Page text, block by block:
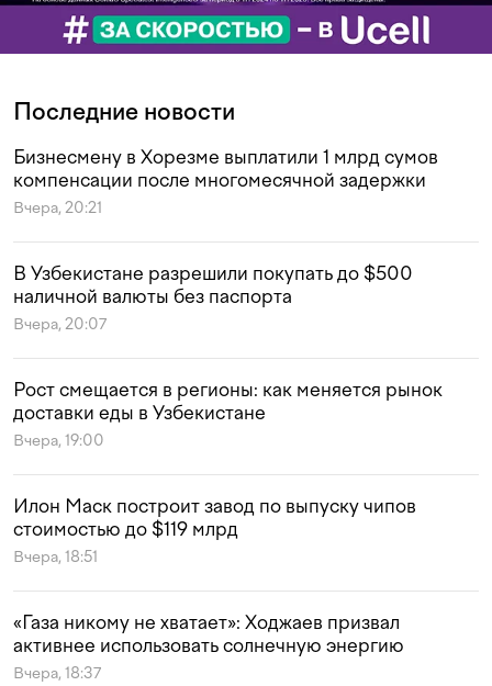
Последние новости
Бизнесмену в Хорезме выплатили 1 млрд сумов
компенсации после многомесячной задержки
Вчера, 20:21
В Узбекистане разрешили покупать до $500
наличной валюты без паспорта
Вчера, 20:07
Рост смещается в регионы: как меняется рынок
доставки еды в Узбекистане
Вчера, 19:00
Илон Маск построит завод по выпуску чипов
стоимостью до $119 млрд
Вчера, 18:51
«Газа никому не хватает»: Ходжаев призвал
активнее использовать солнечную энергию
Вчера, 18:37